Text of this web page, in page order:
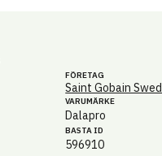
FÖRETAG
Saint Gobain
VARUMÄRKE
Dalapro
BASTA ID
596910